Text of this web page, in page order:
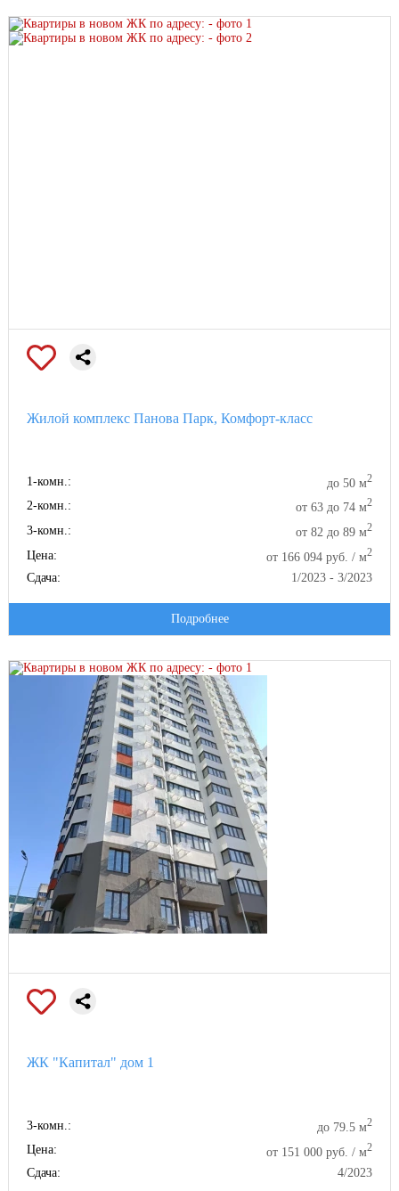
Жилой комплекс Панова Парк, Комфорт-класс
1-комн.: до 50 м2
2-комн.: от 63 до 74 м2
3-комн.: от 82 до 89 м2
Цена: от 166 094 руб. / м2
Сдача: 1/2023 - 3/2023
Подробнее
ЖК "Капитал" дом 1
3-комн.: до 79.5 м2
Цена: от 151 000 руб. / м2
Сдача: 4/2023